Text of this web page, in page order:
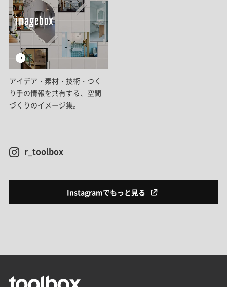
アイデア・素材・技術・つく
り手の情報を共有する、空間
づくりのイメージ集。
r_toolbox
Instagramでもっと見る